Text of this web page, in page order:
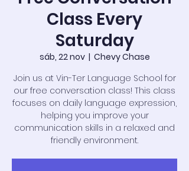
Class Every
Saturday
sáb, 22 nov
  |
Chevy Chase
Join us at Vin-Ter Language School for
our free conversation class! This class
focuses on daily language expression,
helping you improve your
communication skills in a relaxed and
friendly environment.